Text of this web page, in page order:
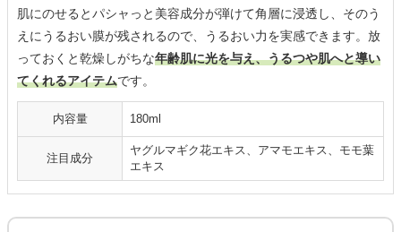
肌にのせるとパシャっと美容成分が弾けて角層に浸透し、そのう
えにうるおい膜が残されるので、うるおい力を実感できます。放
っておくと乾燥しがちな年齢肌に光を与え、うるつや肌へと導い
てくれるアイテムです。
内容量 180ml
注目成分
ヤグルマギク花エキス、アマモエキス、モモ葉
エキス